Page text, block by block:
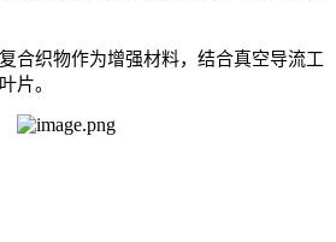
合织物作为增强材料，结合真空导流工
片。